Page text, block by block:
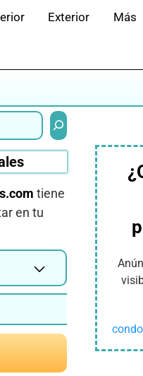
Exterior Más
Buscar
tiene
en tu